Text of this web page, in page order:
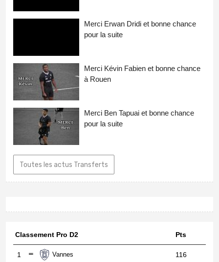
Merci Erwan Dridi et bonne chance
pour la suite
Merci Kévin Fabien et bonne chance
à Rouen
Merci Ben Tapuai et bonne chance
pour la suite
Toutes les actus Transferts
Classement Pro D2 Pts
1 Vannes 116